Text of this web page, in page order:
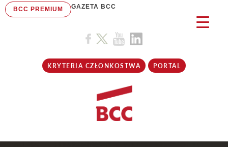
BCC PREMIUM GAZETA BCC
KRYTERIA CZŁONKOSTWA PORTAL